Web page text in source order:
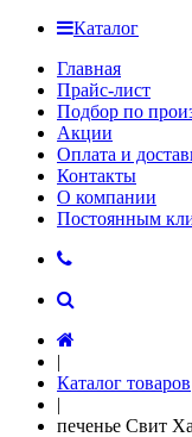
Каталог
Главная
Прайс-лист
Подбор по
Акции
Оплата и
Контакты
О компании
Постоянным
|
Каталог товаров
|
печенье Свит